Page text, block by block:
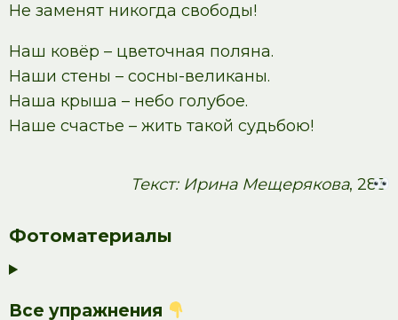
Не заменят никогда свободы!
Наш ковёр – цветочная поляна.
Наши стены – сосны-великаны.
Наша крыша – небо голубое.
Наше счастье – жить такой судьбою!
Текст: Ирина Мещерякова, 283
Фотоматериалы
Все упражнения